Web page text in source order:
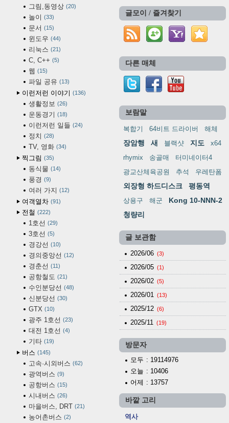
그림,동영상 20
놀이 33
문서 15
윈도우 44
리눅스 21
C, C++ 5
웹 15
파일 공유 13
이런저런 이야기 136
생활정보 26
운동경기 18
이런저런 일들 24
정치 28
TV, 영화 34
찍그림 35
동식물 14
풍경 9
여러 가지 12
여객열차 91
전철 222
1호선 29
3호선 5
경강선 10
경의중앙선 12
경춘선 11
공항철도 21
수인분당선 48
신분당선 30
GTX 10
광주 1호선 23
대전 1호선 4
기타 19
버스 145
고속·시외버스 62
광역버스 9
공항버스 15
시내버스 26
마을버스, DRT 21
농어촌버스 2
글모이 / 즐겨찾기
다른 매체
보람말
복합기 64비트 드라이버 해체
장암행 새 블랙샷 지도
x64
rhymix
송골매
터미네이터4
광교산체육공원
추석 우레탄폼
외장형 하드디스크 평동역
상용구 해군
Kong 10-NNN-2
청량리
글 보관함
2026/06 (3)
2026/05 (1)
2026/02 (5)
2026/01 (13)
2025/12 (6)
2025/11 (19)
방문자
모두 : 19114976
오늘 : 10406
어제 : 13757
바깥 고리
역사